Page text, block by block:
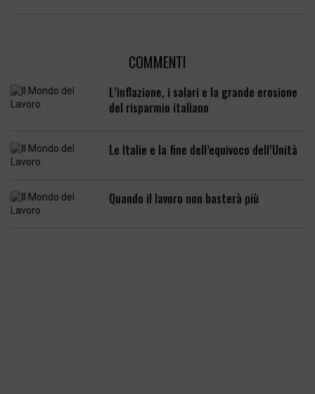
COMMENTI
L’inflazione, i salari e la grande erosione
del risparmio italiano
Le Italie e la fine dell’equivoco dell’Unità
Quando il lavoro non basterà più